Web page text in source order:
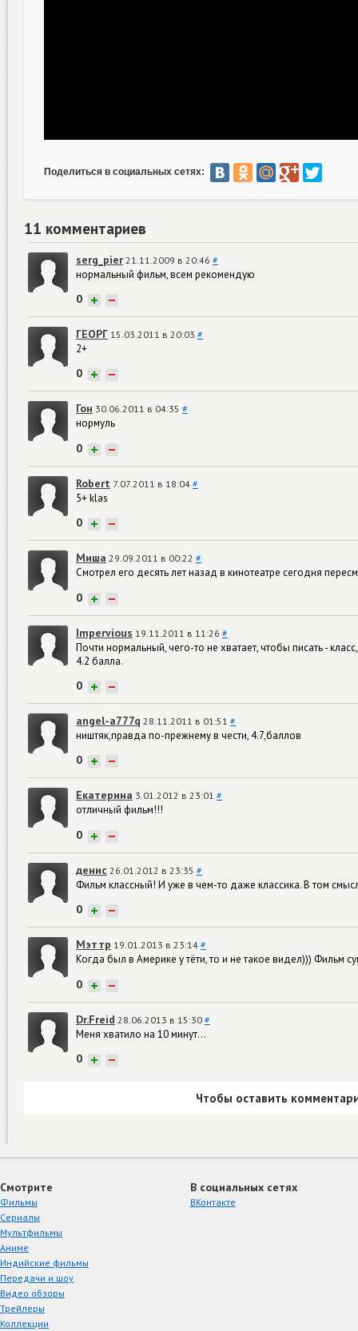
Поделиться в социальных сетях:
11 комментариев
serg_pier 21.11.2009 в 20:46 #
нормальный фильм, всем рекомендую
0 + −
ГЕОРГ 15.03.2011 в 20:03 #
2+
0 + −
Гон 30.06.2011 в 04:35 #
нормуль
0 + −
Robert 7.07.2011 в 18:04 #
5+ klas
0 + −
Миша 29.09.2011 в 00:22 #
Смотрел его десять лет назад в кинотеатре сегодня
0 + −
Impervious 19.11.2011 в 11:26 #
Почти нормальный, чего-то не хватает, чтобы писать -
4.2 балла.
0 + −
angel-a777q 28.11.2011 в 01:51 #
ништяк,правда по-прежнему в чести, 4.7,баллов
0 + −
Екатерина 3.01.2012 в 23:01 #
отличный фильм!!!
0 + −
денис 26.01.2012 в 23:35 #
Фильм классный! И уже в чем-то даже классика. В том
0 + −
Мэттр 19.01.2013 в 23:14 #
Когда был в Америке у тёти, то и не такое видел))) Фильм
0 + −
Dr.Freid 28.06.2013 в 15:30 #
Меня хватило на 10 минут...
0 + −
Чтобы оставить
Смотрите
Фильмы
Сериалы
Мультфильмы
Аниме
Индийские фильмы
Передачи и шоу
Видео обзоры
Трейлеры
Коллекции
В социальных сетях
ВКонтакте